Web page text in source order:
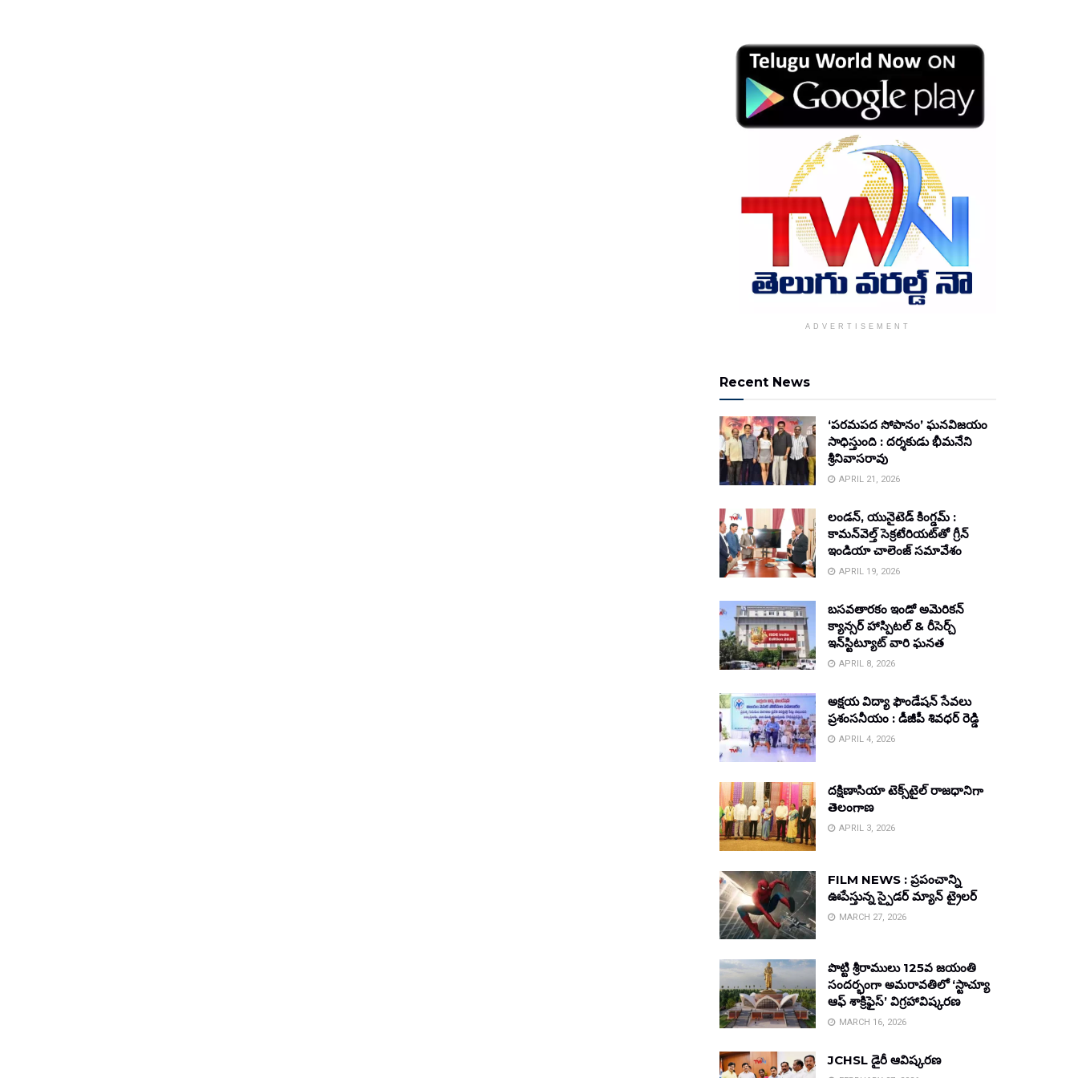
ADVERTISEMENT
Recent News
‘పరమపద సోపానం’ ఘనవిజయం
సాధిస్తుంది : దర్శకుడు భీమనేని
శ్రీనివాసరావు
APRIL 21, 2026
లండన్, యునైటెడ్ కింగ్డమ్ :
కామన్‌వెల్త్ సెక్రటేరియట్‌తో గ్రీన్
ఇండియా చాలెంజ్ సమావేశం
APRIL 19, 2026
బసవతారకం ఇండో అమెరికన్
క్యాన్సర్ హాస్పిటల్ & రీసెర్చ్
ఇన్‌స్టిట్యూట్ వారి ఘనత
APRIL 8, 2026
అక్షయ విద్యా ఫౌండేషన్ సేవలు
ప్రశంసనీయం : డీజీపీ శివధర్ రెడ్డి
APRIL 4, 2026
దక్షిణాసియా టెక్స్‌టైల్ రాజధానిగా
తెలంగాణ
APRIL 3, 2026
FILM NEWS : ప్రపంచాన్ని
ఊపేస్తున్న స్పైడర్ మ్యాన్ ట్రైలర్
MARCH 27, 2026
పొట్టి శ్రీరాములు 125వ జయంతి
సందర్భంగా అమరావతిలో ‘స్టాచ్యూ
ఆఫ్ శాక్రిఫైస్’ విగ్రహావిష్కరణ
MARCH 16, 2026
JCHSL డైరీ ఆవిష్కరణ